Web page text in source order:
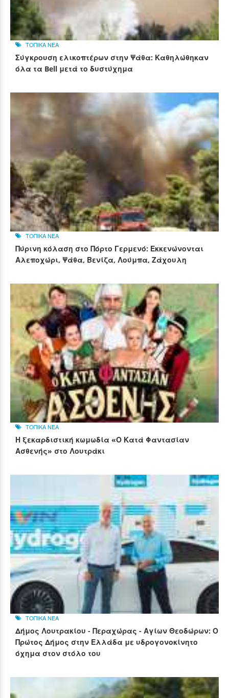
ΤΟΠΙΚΑ ΝΕΑ
Σύγκρουση ελικοπτέρων στην Ψάθα: Καθηλώθηκαν
όλα τα Bell μετά το δυστύχημα
ΤΟΠΙΚΑ ΝΕΑ
Πύρινη κόλαση στο Πόρτο Γερμενό: Εκκενώνονται
Αλεποχώρι, Ψάθα, Βενίζα, Λούμπα, Ζάχουλη
ΤΟΠΙΚΑ ΝΕΑ
Η ξεκαρδιστική κωμωδία «Ο Κατά Φαντασίαν
Ασθενής» στο Λουτράκι
ΤΟΠΙΚΑ ΝΕΑ
Δήμος Λουτρακίου - Περαχώρας - Αγίων Θεοδώρων: Ο
Πρώτος Δήμος στην Ελλάδα με υδρογονοκίνητο
όχημα στον στόλο του